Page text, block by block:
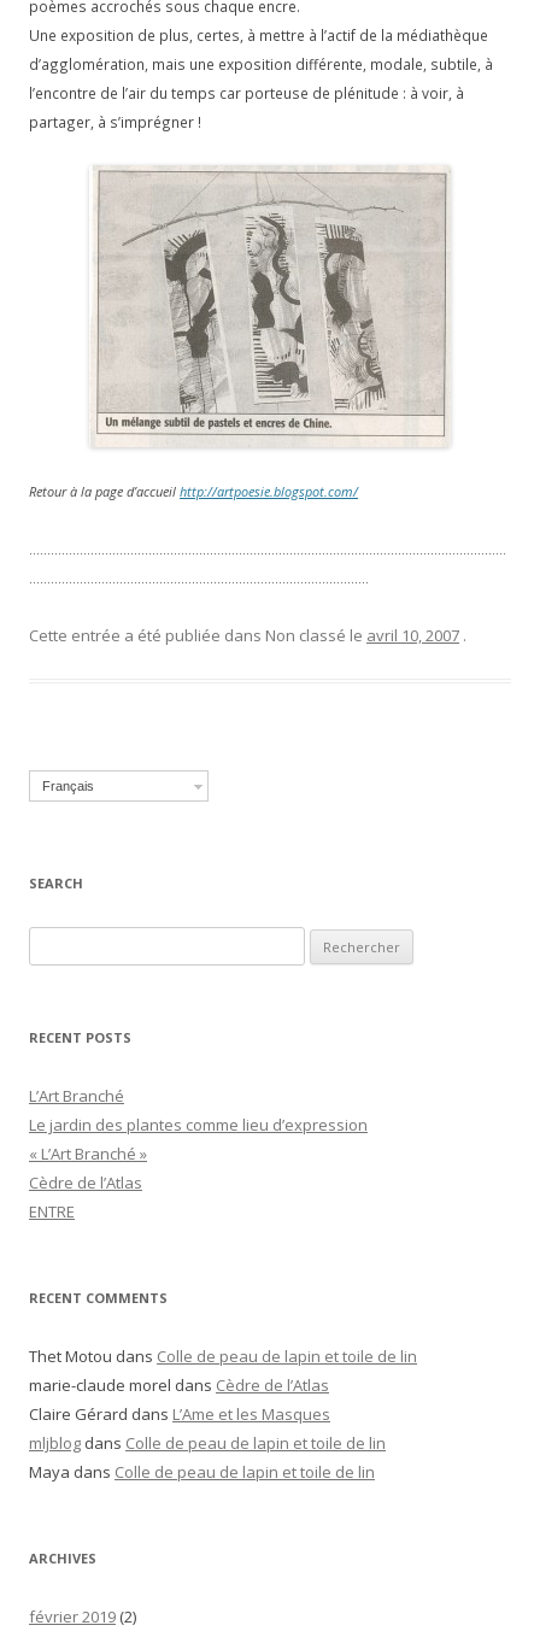
poèmes accrochés sous chaque encre.
Une exposition de plus, certes, à mettre à l’actif de la médiathèque
d’agglomération, mais une exposition différente, modale, subtile, à
l’encontre de l’air du temps car porteuse de plénitude : à voir, à
partager, à s’imprégner !
Retour à la page d’accueil http://artpoesie.blogspot.com/
……………………………………………………………………………………………………………………
………………………………………………………………………………….
Cette entrée a été publiée dans Non classé le avril 10, 2007 .
Français
SEARCH
RECENT POSTS
L’Art Branché
Le jardin des plantes comme lieu d’expression
« L’Art Branché »
Cèdre de l’Atlas
ENTRE
RECENT COMMENTS
Thet Motou dans Colle de peau de lapin et toile de lin
marie-claude morel dans Cèdre de l’Atlas
Claire Gérard dans L’Ame et les Masques
mljblog dans Colle de peau de lapin et toile de lin
Maya dans Colle de peau de lapin et toile de lin
ARCHIVES
février 2019 (2)